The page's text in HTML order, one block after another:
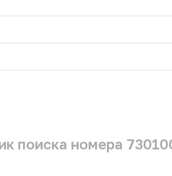
поиска номера